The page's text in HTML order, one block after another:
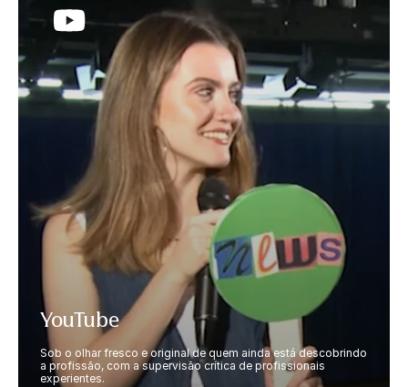
YouTube
Sob o olhar fresco e original de quem ainda está descobrindo
a profissão, com a supervisão crítica de profissionais
experientes.